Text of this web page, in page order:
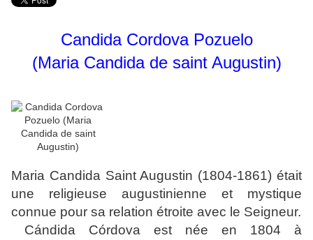
Candida Cordova Pozuelo
(Maria Candida de saint Augustin)
Maria Candida Saint Augustin (1804-1861) était
une religieuse augustinienne et mystique
connue pour sa relation étroite avec le Seigneur.
Cándida Córdova est née en 1804 à